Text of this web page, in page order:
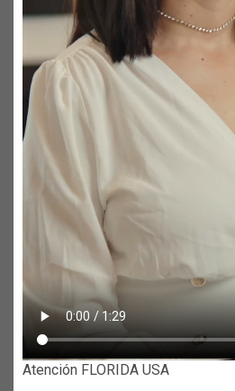
Atención FLORIDA USA